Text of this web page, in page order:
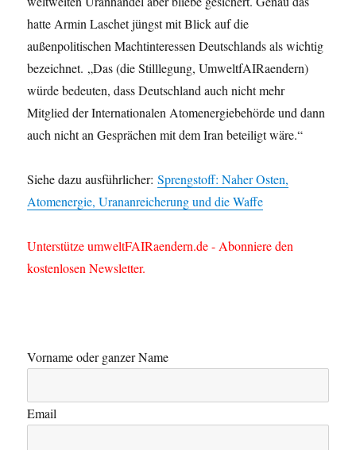
hatte Armin Laschet jüngst mit Blick auf die
außenpolitischen Machtinteressen Deutschlands als wichtig
bezeichnet. „Das (die Stilllegung, UmweltfAIRaendern)
würde bedeuten, dass Deutschland auch nicht mehr
Mitglied der Internationalen Atomenergiebehörde und dann
auch nicht an Gesprächen mit dem Iran beteiligt wäre.“
Siehe dazu ausführlicher:Sprengstoff: Naher Osten,
Atomenergie, Urananreicherung und die Waffe
Unterstütze umweltFAIRaendern.de - Abonniere den
kostenlosen Newsletter.
Vorname oder ganzer Name
Email